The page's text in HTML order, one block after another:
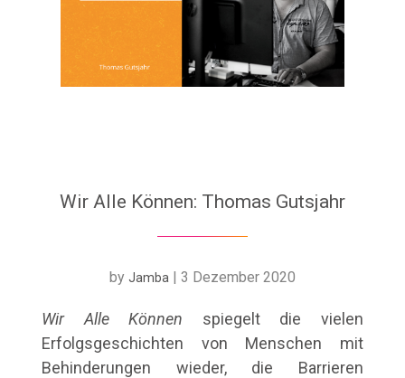
Wir Alle Können: Thomas Gutsjahr
by Jamba | 3 Dezember 2020
Wir Alle Können spiegelt die vielen
Erfolgsgeschichten von Menschen mit
Behinderungen wieder, die Barrieren